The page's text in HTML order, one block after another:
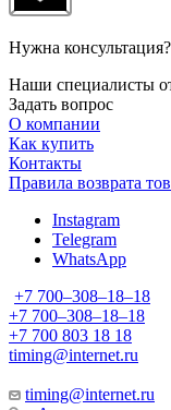
Нужна консультация?
Наши специалисты
Задать вопрос
О компании
Как купить
Контакты
Правила возврата
Instagram
Telegram
WhatsApp
+7 700‒308‒18‒18
+7 700‒308‒18‒18
+7 700 803 18 18
timing@internet.ru
timing@internet.ru